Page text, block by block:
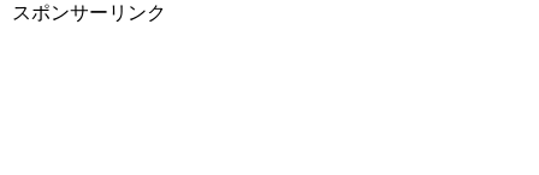
スポンサーリンク